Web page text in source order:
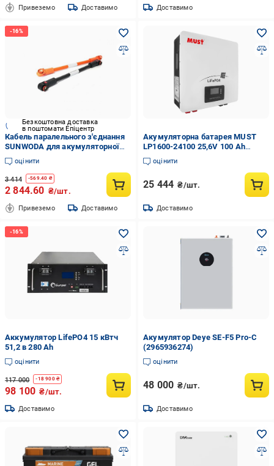
Привеземо Доставимо Доставимо
Безкоштовна доставка
в поштомати Епіцентр
Кабель паралельного з'єднання
SUNWODA для акумуляторної
батареї Atrix-10 (1365474-1C)
оцінити
3 414 -569.40 ₴
2 844.60 ₴/шт.
Привеземо Доставимо
Акумуляторна батарея MUST
LP1600-24100 25,6V 100 Ah
LiFePO4
оцінити
25 444 ₴/шт.
Доставимо
Аккумулятор LifePO4 15 кВтч
51,2 в 280 Аh
оцінити
117 000 -18 900₴
98 100 ₴/шт.
Доставимо
Акумулятор Deye SE-F5 Pro-C
(2965936274)
оцінити
48 000 ₴/шт.
Доставимо